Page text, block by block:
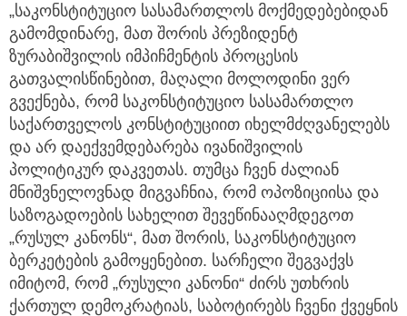
„საკონსტიტუციო სასამართლოს მოქმედებებიდან
გამომდინარე, მათ შორის პრეზიდენტ
ზურაბიშვილის იმპიჩმენტის პროცესის
გათვალისწინებით, მაღალი მოლოდინი ვერ
გვექნება, რომ საკონსტიტუციო სასამართლო
საქართველოს კონსტიტუციით იხელმძღვანელებს
და არ დაექვემდებარება ივანიშვილის
პოლიტიკურ დაკვეთას. თუმცა ჩვენ ძალიან
მნიშვნელოვნად მიგვაჩნია, რომ ოპოზიციისა და
საზოგადოების სახელით შევეწინააღმდეგოთ
„რუსულ კანონს“, მათ შორის, საკონსტიტუციო
ბერკეტების გამოყენებით. სარჩელი შეგვაქვს
იმიტომ, რომ „რუსული კანონი“ ძირს უთხრის
ქართულ დემოკრატიას, საბოტირებს ჩვენი ქვეყნის